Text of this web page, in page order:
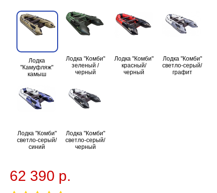
Лодка
"Камуфляж"
камыш
Лодка "Комби"
зеленый /
черный
Лодка "Комби"
красный/
черный
Лодка "Комби"
светло-серый/
графит
Лодка "Комби"
светло-серый/
синий
Лодка "Комби"
светло-серый/
черный
62 390 р.